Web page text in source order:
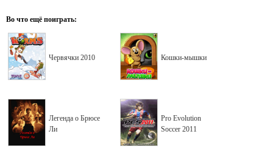
Во что ещё поиграть:
Червячки 2010 Кошки-мышки
Легенда о Брюсе
Ли
Pro Evolution
Soccer 2011